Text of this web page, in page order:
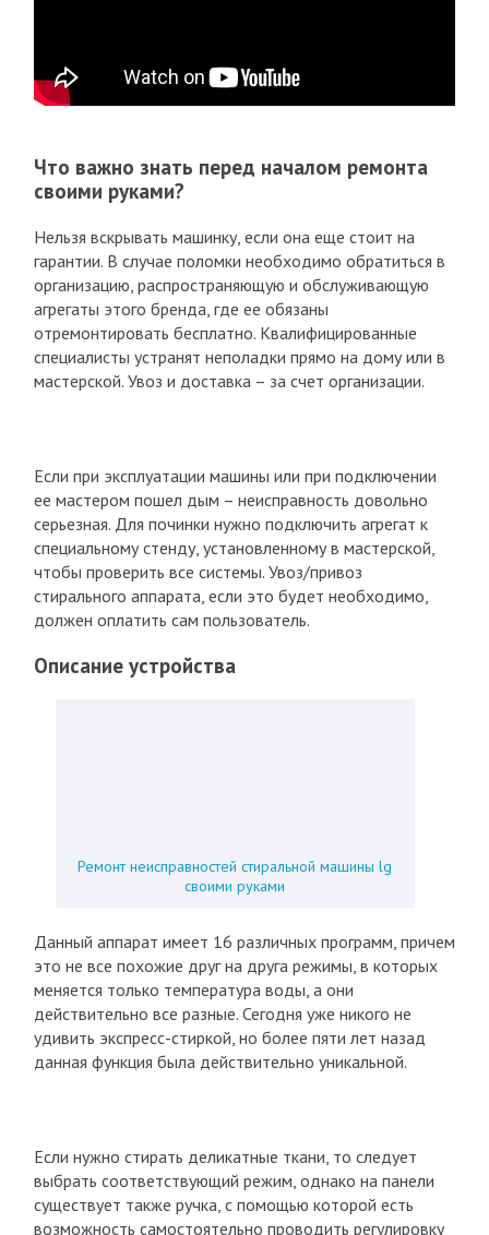
Что важно знать перед началом ремонта
своими руками?
Нельзя вскрывать машинку, если она еще стоит на
гарантии. В случае поломки необходимо обратиться в
организацию, распространяющую и обслуживающую
агрегаты этого бренда, где ее обязаны
отремонтировать бесплатно. Квалифицированные
специалисты устранят неполадки прямо на дому или в
мастерской. Увоз и доставка – за счет организации.
Если при эксплуатации машины или при подключении
ее мастером пошел дым – неисправность довольно
серьезная. Для починки нужно подключить агрегат к
специальному стенду, установленному в мастерской,
чтобы проверить все системы. Увоз/привоз
стирального аппарата, если это будет необходимо,
должен оплатить сам пользователь.
Описание устройства
Ремонт неисправностей стиральной машины lg
своими руками
Данный аппарат имеет 16 различных программ, причем
это не все похожие друг на друга режимы, в которых
меняется только температура воды, а они
действительно все разные. Сегодня уже никого не
удивить экспресс-стиркой, но более пяти лет назад
данная функция была действительно уникальной.
Если нужно стирать деликатные ткани, то следует
выбрать соответствующий режим, однако на панели
существует также ручка, с помощью которой есть
возможность самостоятельно проводить регулировку